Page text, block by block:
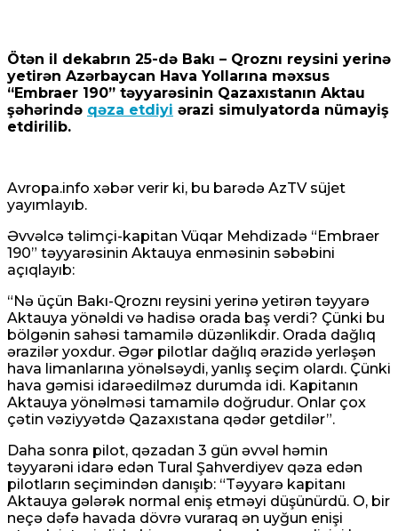
Ötən il dekabrın 25-də Bakı – Qroznı reysini yerinə
yetirən Azərbaycan Hava Yollarına məxsus
“Embraer 190” təyyarəsinin Qazaxıstanın Aktau
şəhərində qəza etdiyi ərazi simulyatorda nümayiş
etdirilib.
Avropa.info xəbər verir ki, bu barədə AzTV süjet
yayımlayıb.
Əvvəlcə təlimçi-kapitan Vüqar Mehdizadə “Embraer
190” təyyarəsinin Aktauya enməsinin səbəbini
açıqlayıb:
“Nə üçün Bakı-Qroznı reysini yerinə yetirən təyyarə
Aktauya yönəldi və hadisə orada baş verdi? Çünki bu
bölgənin sahəsi tamamilə düzənlikdir. Orada dağlıq
ərazilər yoxdur. Əgər pilotlar dağlıq ərazidə yerləşən
hava limanlarına yönəlsəydi, yanlış seçim olardı. Çünki
hava gəmisi idarəedilməz durumda idi. Kapitanın
Aktauya yönəlməsi tamamilə doğrudur. Onlar çox
çətin vəziyyətdə Qazaxıstana qədər getdilər”.
Daha sonra pilot, qəzadan 3 gün əvvəl həmin
təyyarəni idarə edən Tural Şahverdiyev qəza edən
pilotların seçimindən danışıb: “Təyyarə kapitanı
Aktauya gələrək normal eniş etməyi düşünürdü. O, bir
neçə dəfə havada dövrə vuraraq ən uyğun enişi